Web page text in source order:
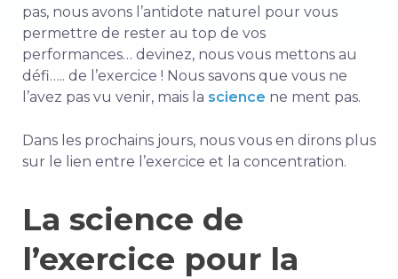
pas, nous avons l’antidote naturel pour vous
permettre de rester au top de vos
performances… devinez, nous vous mettons au
défi….. de l’exercice ! Nous savons que vous ne
l’avez pas vu venir, mais la science ne ment pas.
Dans les prochains jours, nous vous en dirons plus
sur le lien entre l’exercice et la concentration.
La science de
l’exercice pour la